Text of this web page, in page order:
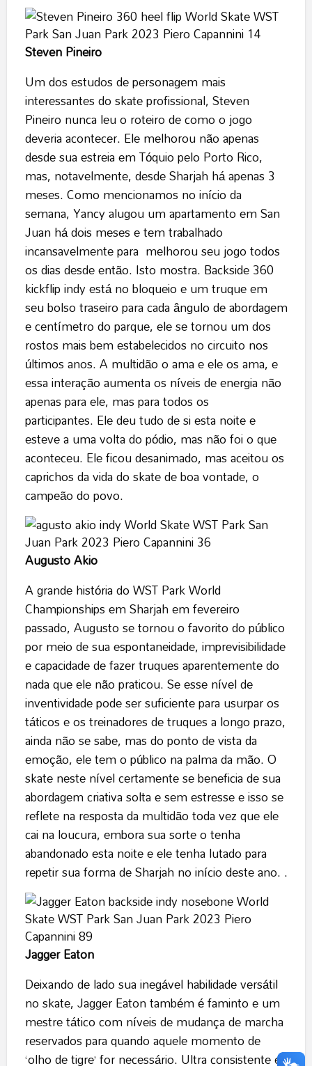
Steven Pineiro
Um dos estudos de personagem mais
interessantes do skate profissional, Steven
Pineiro nunca leu o roteiro de como o jogo
deveria acontecer. Ele melhorou não apenas
desde sua estreia em Tóquio pelo Porto Rico,
mas, notavelmente, desde Sharjah há apenas 3
meses. Como mencionamos no início da
semana, Yancy alugou um apartamento em San
Juan há dois meses e tem trabalhado
incansavelmente para melhorou seu jogo todos
os dias desde então. Isto mostra. Backside 360 ​​
kickflip indy está no bloqueio e um truque em
seu bolso traseiro para cada ângulo de abordagem
e centímetro do parque, ele se tornou um dos
rostos mais bem estabelecidos no circuito nos
últimos anos. A multidão o ama e ele os ama, e
essa interação aumenta os níveis de energia não
apenas para ele, mas para todos os
participantes. Ele deu tudo de si esta noite e
esteve a uma volta do pódio, mas não foi o que
aconteceu. Ele ficou desanimado, mas aceitou os
caprichos da vida do skate de boa vontade, o
campeão do povo.
Augusto Akio
A grande história do WST Park World
Championships em Sharjah em fevereiro
passado, Augusto se tornou o favorito do público
por meio de sua espontaneidade, imprevisibilidade
e capacidade de fazer truques aparentemente do
nada que ele não praticou. Se esse nível de
inventividade pode ser suficiente para usurpar os
táticos e os treinadores de truques a longo prazo,
ainda não se sabe, mas do ponto de vista da
emoção, ele tem o público na palma da mão. O
skate neste nível certamente se beneficia de sua
abordagem criativa solta e sem estresse e isso se
reflete na resposta da multidão toda vez que ele
cai na loucura, embora sua sorte o tenha
abandonado esta noite e ele tenha lutado para
repetir sua forma de Sharjah no início deste ano. .
Jagger Eaton
Deixando de lado sua inegável habilidade versátil
no skate, Jagger Eaton também é faminto e um
mestre tático com níveis de mudança de marcha
reservados para quando aquele momento de
‘olho de tigre’ for necessário. Ultra consistente e